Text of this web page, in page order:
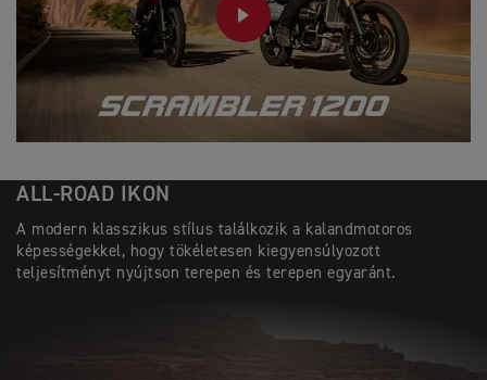
PLAY
ALL-ROAD IKON
A modern klasszikus stílus találkozik a kalandmotoros
képességekkel, hogy tökéletesen kiegyensúlyozott
teljesítményt nyújtson terepen és terepen egyaránt.